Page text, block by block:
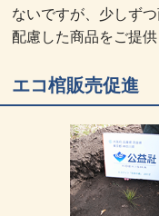
ないですが、少しず
配慮した商品をご提
エコ棺販売促進